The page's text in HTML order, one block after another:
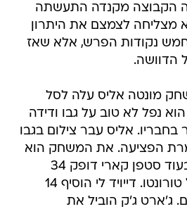
הקבוצה מקנדה התעשתה
מצליחה לצמצם את היתרון
נקודות הפרש, אלא שאז
הדוושה.
מונטה אליס עלה לסל
נפל לא טוב על גבו ודידה
אליס עבר צילום בגבו
הפציעה. את המשחק הוא
סיים עם 28 נקודות, בעוד סטפן קארי דופק 34
נקודות על הראש של טורונטו. דייויד לי הוסיף 14
ריבאונדים. ג'ארט ג'ק הוביל את